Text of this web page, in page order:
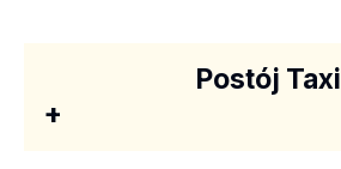
Postój Taxi
+